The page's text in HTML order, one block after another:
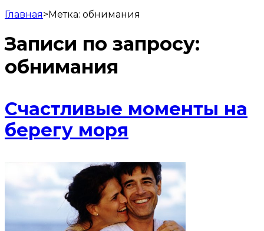
Главная>Метка: обнимания
Записи по запросу:
обнимания
Счастливые моменты на
берегу моря